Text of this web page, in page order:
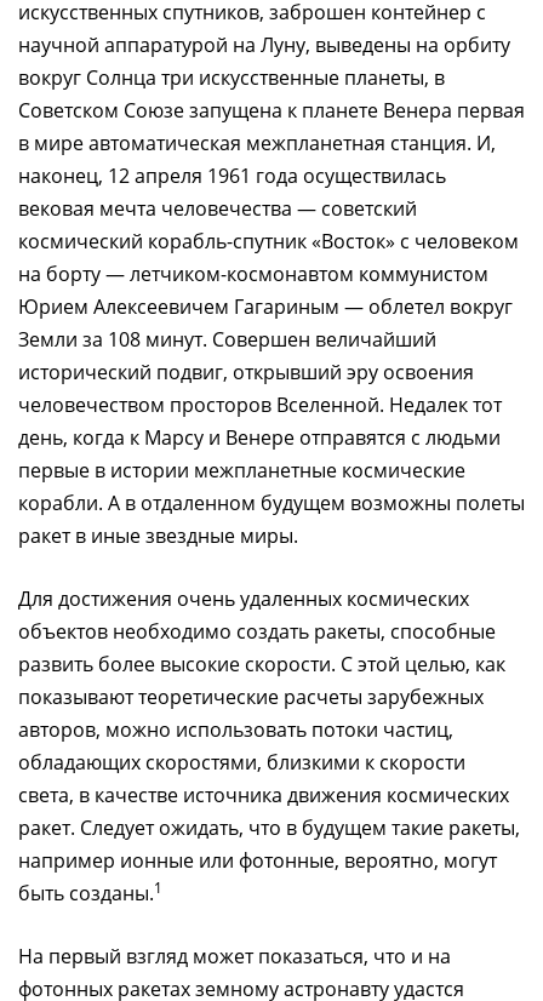
искусственных спутников, заброшен контейнер с
научной аппаратурой на Луну, выведены на орбиту
вокруг Солнца три искусственные планеты, в
Советском Союзе запущена к планете Венера первая
в мире автоматическая межпланетная станция. И,
наконец, 12 апреля 1961 года осуществилась
вековая мечта человечества — советский
космический корабль-спутник «Восток» с человеком
на борту — летчиком-космонавтом коммунистом
Юрием Алексеевичем Гагариным — облетел вокруг
Земли за 108 минут. Совершен величайший
исторический подвиг, открывший эру освоения
человечеством просторов Вселенной. Недалек тот
день, когда к Марсу и Венере отправятся с людьми
первые в истории межпланетные космические
корабли. А в отдаленном будущем возможны полеты
ракет в иные звездные миры.
Для достижения очень удаленных космических
объектов необходимо создать ракеты, способные
развить более высокие скорости. С этой целью, как
показывают теоретические расчеты зарубежных
авторов, можно использовать потоки частиц,
обладающих скоростями, близкими к скорости
света, в качестве источника движения космических
ракет. Следует ожидать, что в будущем такие ракеты,
например ионные или фотонные, вероятно, могут
быть созданы.1
На первый взгляд может показаться, что и на
фотонных ракетах земному астронавту удастся